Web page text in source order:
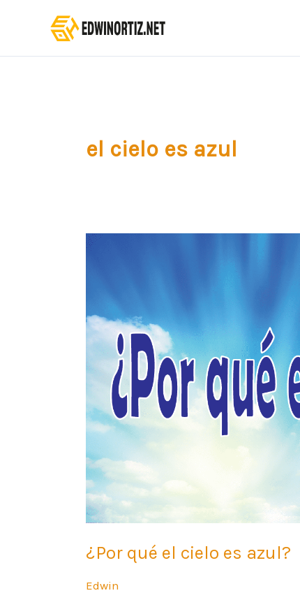
el cielo es azul
¿Por qué el cielo es azul?
Edwin
¿Por
es
azul?